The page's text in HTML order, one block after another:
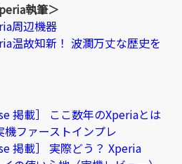
執筆＞
周辺機器
温故知新！ 波瀾万丈な歴史を
掲載］ ここ数年のXperiaとは
ファーストインプレ
掲載］ 実際どう？ Xperia